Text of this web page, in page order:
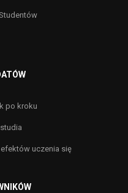
po kroku
uczenia się